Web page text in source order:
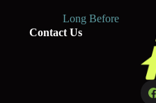
Long Before
Contact Us